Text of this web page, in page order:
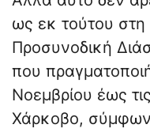
ως εκ τούτου
Προσυνοδική
που
Νοεμβρίου έως
Χάρκοβο,